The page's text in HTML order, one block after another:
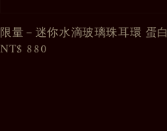
限量－迷你水滴玻璃珠耳環 蛋白
Regular
NT$ 880